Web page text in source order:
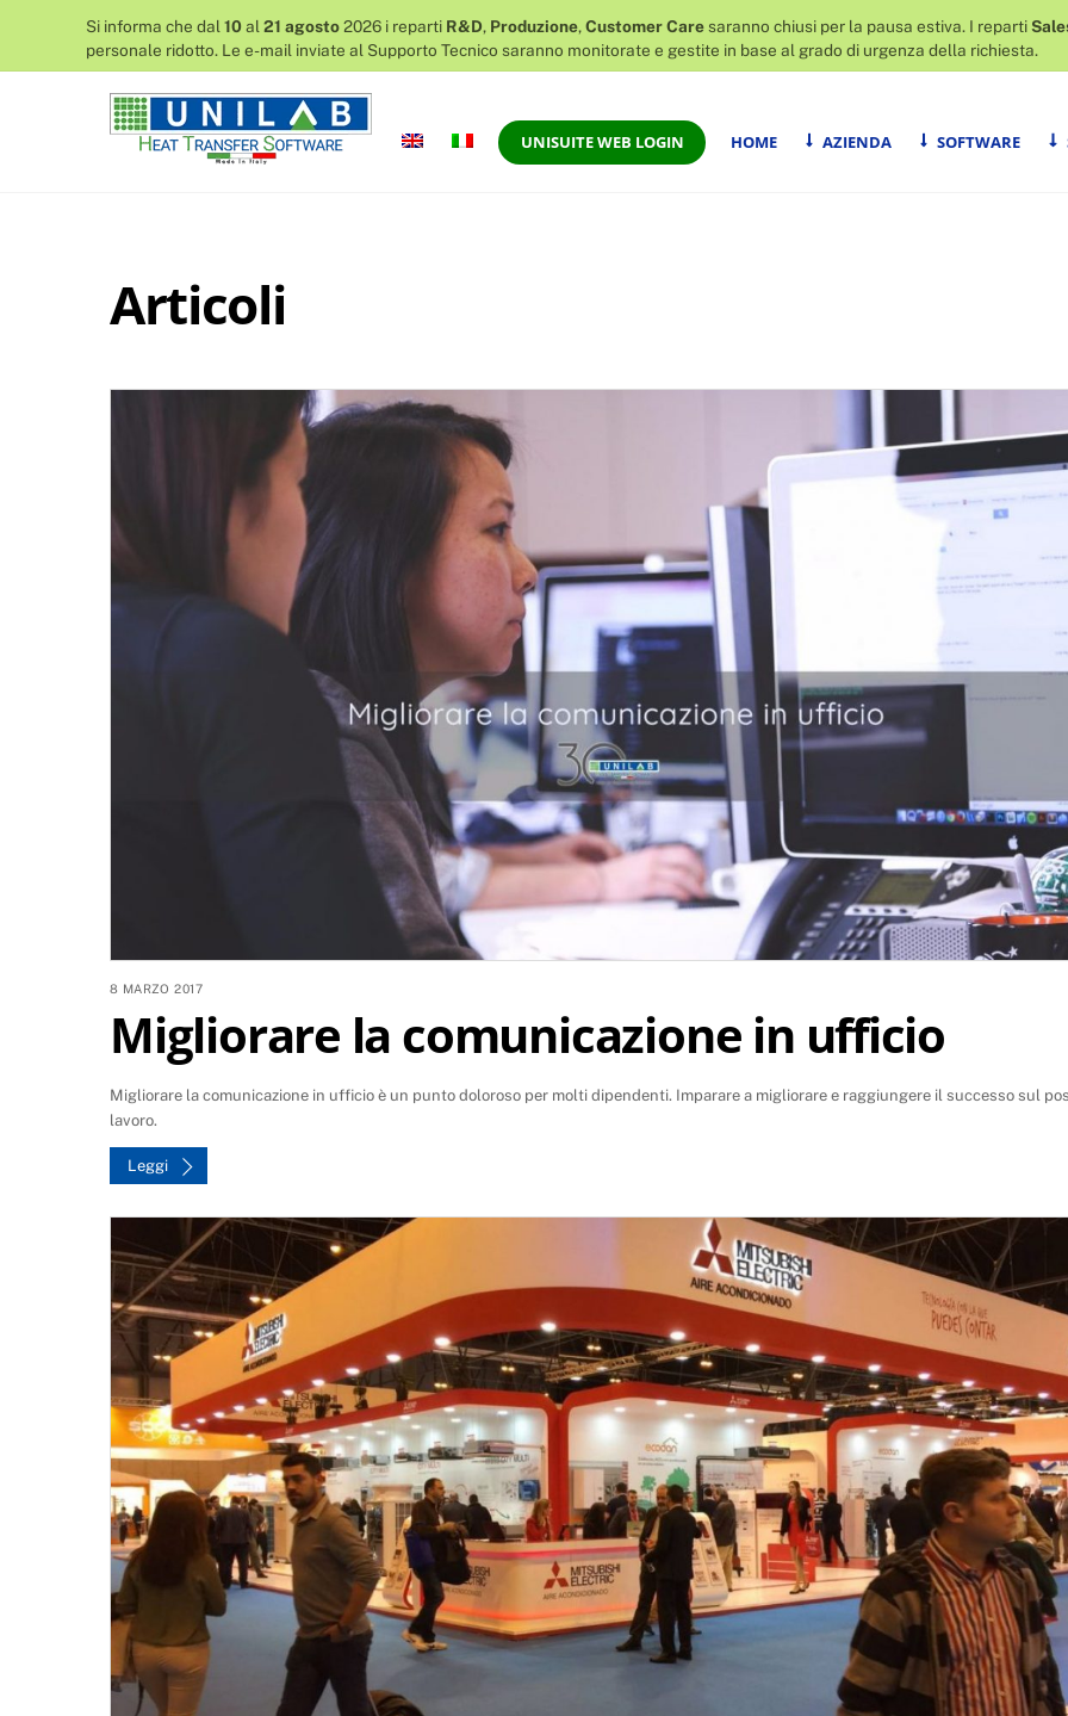
Si informa che dal 10al 21 agosto2026 i reparti R&D, Produzione,Customer Caresaranno chiusi per la pausa estiva. I reparti
personale ridotto. Le e-mail inviate al Supporto Tecnico saranno monitorate e gestite in base al grado di urgenza della richiesta.
UNISUITE WEB LOGIN HOME AZIENDA SOFTWARE
Articoli
8 MARZO 2017
Migliorare la comunicazione in ufficio
Migliorare la comunicazione in ufficio è un punto doloroso per molti dipendenti. Imparare a migliorare e raggiungere il successo sul
lavoro.
Leggi